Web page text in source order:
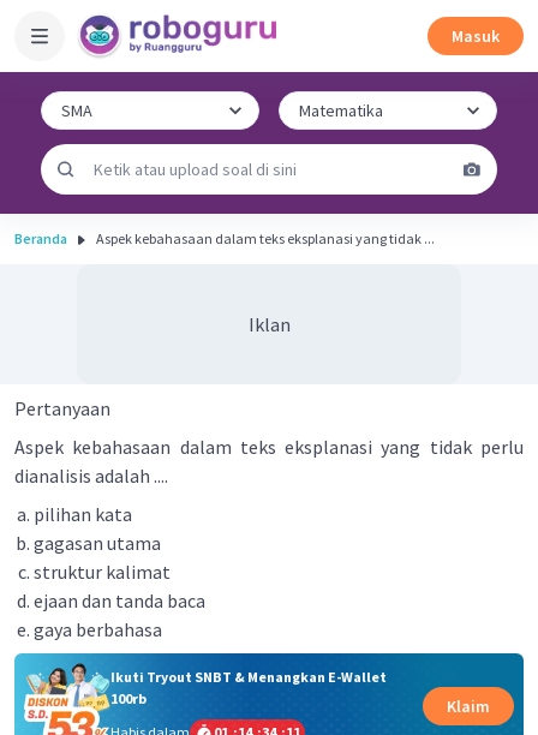
Masuk
Beranda Aspek kebahasaan dalam teks eksplanasi yang tidak ...
Iklan
Pertanyaan
Aspek kebahasaan dalam teks eksplanasi yang tidak perlu
dianalisis adalah ....
pilihan kata
gagasan utama
struktur kalimat
ejaan dan tanda baca
gaya berbahasa
Ikuti Tryout SNBT & Menangkan E-Wallet
100rb
Klaim